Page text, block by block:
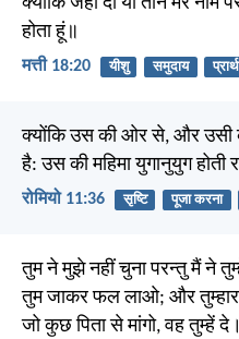
होता हूं॥
मत्ती 18:20 यीशु समुदाय
क्योंकि उस की ओर से, और उसी
है: उस की महिमा युगानुयुग होती
रोमियो 11:36 सृष्टि पूजा करना
तुम ने मुझे नहीं चुना परन्तु मैं ने
तुम जाकर फल लाओ; और
जो कुछ पिता से मांगो, वह तुम्हें दे।